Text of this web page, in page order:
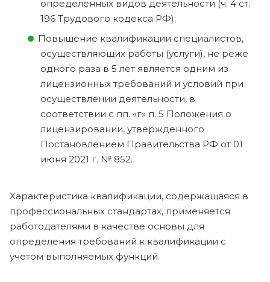
определенных видов деятельности (ч. 4 ст.
196 Трудового кодекса РФ);
Повышение квалификации специалистов,
осуществляющих работы (услуги), не реже
одного раза в 5 лет является одним из
лицензионных требований и условий при
осуществлении деятельности, в
соответствии с пп. «г» п. 5 Положения о
лицензировании, утвержденного
Постановлением Правительства РФ от 01
июня 2021 г. № 852.
Характеристика квалификации, содержащаяся в
профессиональных стандартах, применяется
работодателями в качестве основы для
определения требований к квалификации с
учетом выполняемых функций.